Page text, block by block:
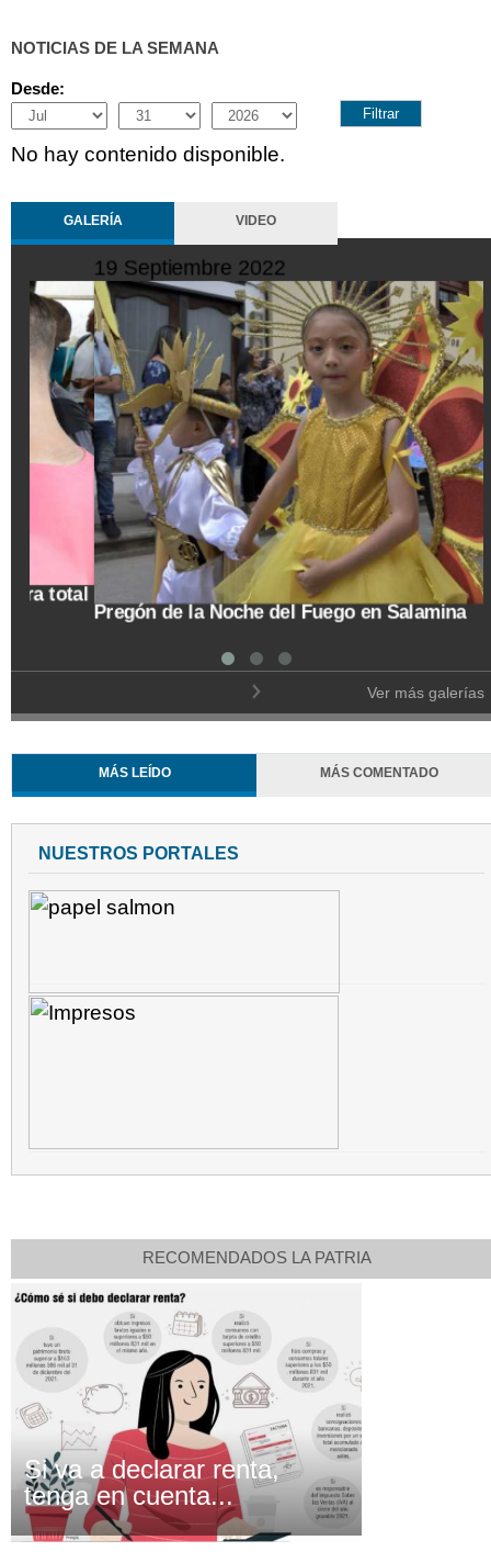
NOTICIAS DE LA SEMANA
Desde:
Month
Day Year
No hay contenido disponible.
GALERÍA VIDEO
10 Octubre 2022
Trasladan a búho orejudo al Ecoparque Los
Ver más galerías
MÁS LEÍDO MÁS COMENTADO
NUESTROS PORTALES
RECOMENDADOS LA PATRIA
Si va a declarar renta,
tenga en cuenta...